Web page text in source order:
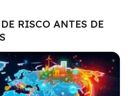
RISCO ANTES DE